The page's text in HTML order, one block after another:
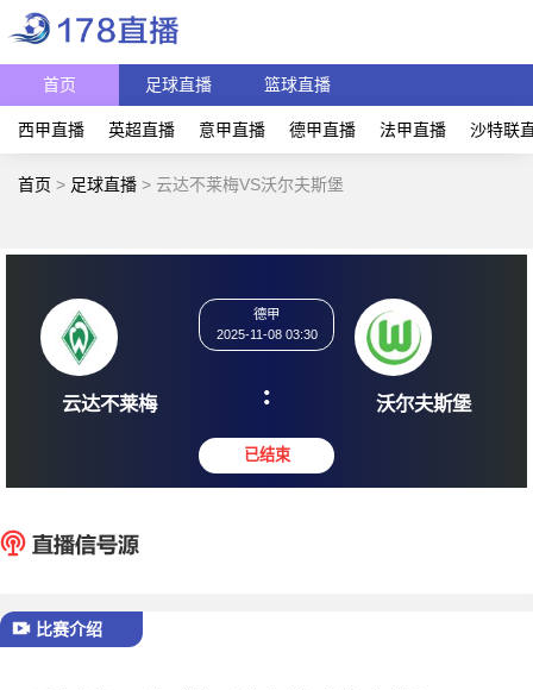
首页 足球直播 篮球直播
西甲直播 英超直播 意甲直播 德甲直播 法甲直播 沙特联
首页 > 足球直播 > 云达不莱梅VS沃尔夫斯堡
云达不莱梅
2025-11-08 03:30
: 沃尔
比赛介绍